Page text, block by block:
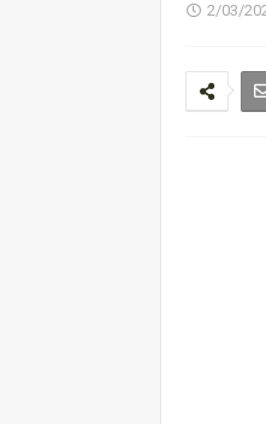
2/03/